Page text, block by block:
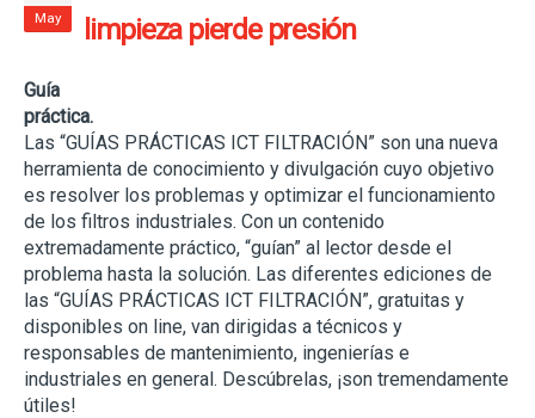
May
limpieza pierde presión
Guía
práctica.
Las “GUÍAS PRÁCTICAS ICT FILTRACIÓN” son una nueva
herramienta de conocimiento y divulgación cuyo objetivo
es resolver los problemas y optimizar el funcionamiento
de los filtros industriales. Con un contenido
extremadamente práctico, “guían” al lector desde el
problema hasta la solución. Las diferentes ediciones de
las “GUÍAS PRÁCTICAS ICT FILTRACIÓN”, gratuitas y
disponibles on line, van dirigidas a técnicos y
responsables de mantenimiento, ingenierías e
industriales en general. Descúbrelas, ¡son tremendamente
útiles!